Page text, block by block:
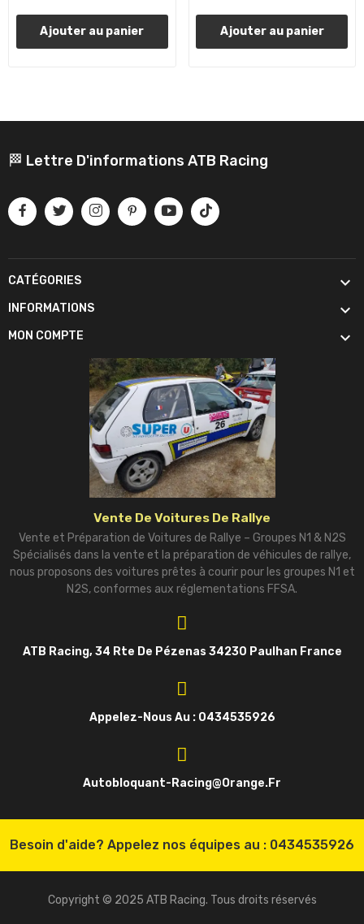
Ajouter au panier Ajouter au panier
🏁 Lettre D'informations ATB Racing
CATÉGORIES 
INFORMATIONS 
MON COMPTE 
Vente De Voitures De Rallye
Vente et Préparation de Voitures de Rallye – Groupes N1 & N2S
Spécialisés dans la vente et la préparation de véhicules de rallye,
nous proposons des voitures prêtes à courir pour les groupes N1 et
N2S, conformes aux réglementations FFSA.
ATB Racing, 34 Rte De Pézenas 34230 Paulhan France
Appelez-Nous Au : 0434535926
Autobloquant-Racing@orange.fr
Besoin d'aide? Appelez nos équipes au : 0434535926
Copyright © 2025 ATB Racing. Tous droits réservés